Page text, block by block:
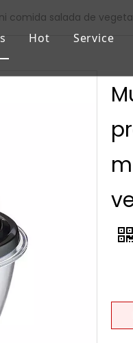
Hot Service
comida salada de